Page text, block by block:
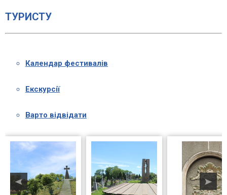
ТУРИСТУ
Календар фестивалів
Екскурсії
Варто відвідати